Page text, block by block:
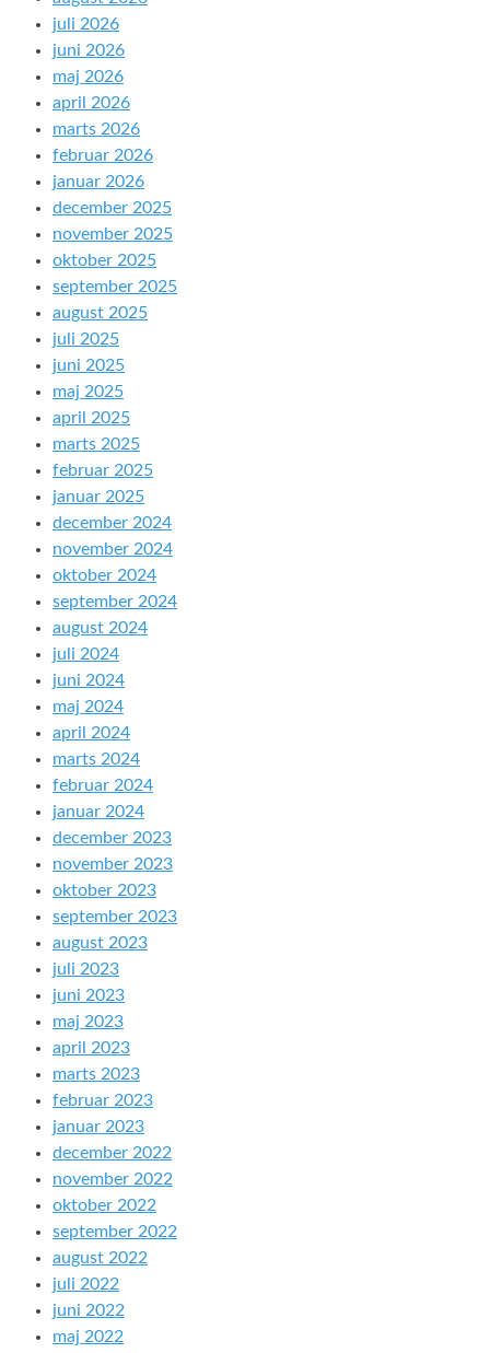
juli 2026
juni 2026
maj 2026
april 2026
marts 2026
februar 2026
januar 2026
december 2025
november 2025
oktober 2025
september 2025
august 2025
juli 2025
juni 2025
maj 2025
april 2025
marts 2025
februar 2025
januar 2025
december 2024
november 2024
oktober 2024
september 2024
august 2024
juli 2024
juni 2024
maj 2024
april 2024
marts 2024
februar 2024
januar 2024
december 2023
november 2023
oktober 2023
september 2023
august 2023
juli 2023
juni 2023
maj 2023
april 2023
marts 2023
februar 2023
januar 2023
december 2022
november 2022
oktober 2022
september 2022
august 2022
juli 2022
juni 2022
maj 2022